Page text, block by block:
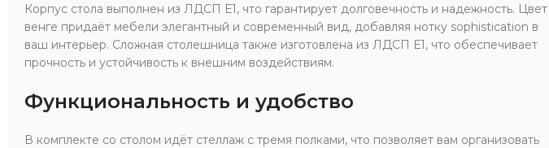
Корпус стола выполнен из ЛДСП Е1, что гарантирует долговечность и надежность. Цвет
венге придаёт мебели элегантный и современный вид, добавляя нотку sophistication в
ваш интерьер. Сложная столешница также изготовлена из ЛДСП Е1, что обеспечивает
прочность и устойчивость к внешним воздействиям.
Функциональность и удобство
В комплекте со столом идёт стеллаж с тремя полками, что позволяет вам организовать